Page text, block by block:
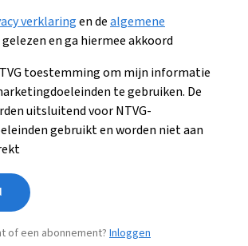
verklaringen dealgemene
gelezen en ga hiermee akkoord
toestemming om mijn informatie
te gebruiken. De
uitsluitend voor NTVG-
gebruikt en worden niet aan
of een abonnement? Inloggen